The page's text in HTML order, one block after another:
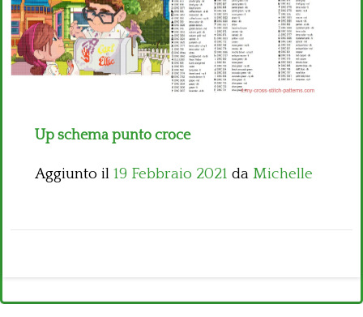
Up schema punto croce
Aggiunto il 19 Febbraio 2021 da Michelle